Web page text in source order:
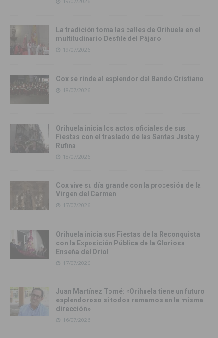
La tradición toma las calles de Orihuela en el
multitudinario Desfile del Pájaro
19/07/2026
Cox se rinde al esplendor del Bando Cristiano
18/07/2026
Orihuela inicia los actos oficiales de sus
Fiestas con el traslado de las Santas Justa y
Rufina
18/07/2026
Cox vive su día grande con la procesión de la
Virgen del Carmen
17/07/2026
Orihuela inicia sus Fiestas de la Reconquista
con la Exposición Pública de la Gloriosa
Enseña del Oriol
17/07/2026
Juan Martínez Tomé: «Orihuela tiene un futuro
esplendoroso si todos remamos en la misma
dirección»
16/07/2026